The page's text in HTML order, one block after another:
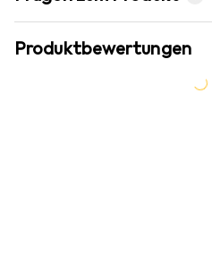
Produktbewertungen